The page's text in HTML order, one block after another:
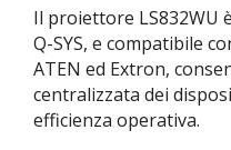
Il proiettore LS832WU
Q-SYS, e compatibile
ATEN ed Extron,
centralizzata dei
efficienza operativa.